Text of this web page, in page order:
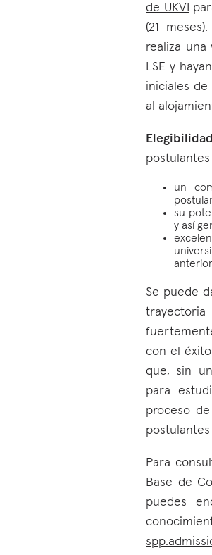
de UKVI
(21
realiza una
LSE y
iniciales de
al
un
su
y así
Se puede
con el
que, sin
para
proceso
Para
Base de
puedes